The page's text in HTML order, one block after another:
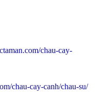
chau-cay-
chau-cay-canh/chau-su/